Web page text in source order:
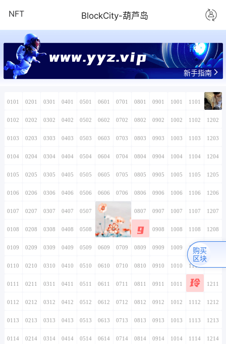
NFT BlockCity-葫芦岛
www.yyz.vip
新手指南
0101 0201 0301 0401 0501 0601 0701 0801 0901 1001 1101 1201
0102 0202 0302 0402 0502 0602 0702 0802 0902 1002 1102 1202
0103 0203 0303 0403 0503 0603 0703 0803 0903 1003 1103 1203
0104 0204 0304 0404 0504 0604 0704 0804 0904 1004 1104 1204
0105 0205 0305 0405 0505 0605 0705 0805 0905 1005 1105 1205
0106 0206 0306 0406 0506 0606 0706 0806 0906 1006 1106 1206
0107 0207 0307 0407 0507 0607 0807 0907 1007 1107 1207
0108 0208 0308 0408 0508 0608 0708 0808
g 0908 1008 1108 1208
0109 0209 0309 0409 0509 0609 0709 0809 0909 1009 1109
0110 0210 0310 0410 0510 0610 0710 0810 0910 1010 1110
0111 0211 0311 0411 0511 0611 0711 0811 0911 1011 1111
玲 1211
0112 0212 0312 0412 0512 0612 0712 0812 0912 1012 1112 1212
0113 0213 0313 0413 0513 0613 0713 0813 0913 1013 1113 1213
0114 0214 0314 0414 0514 0614 0714 0814 0914 1014 1114 1214
购买
区块